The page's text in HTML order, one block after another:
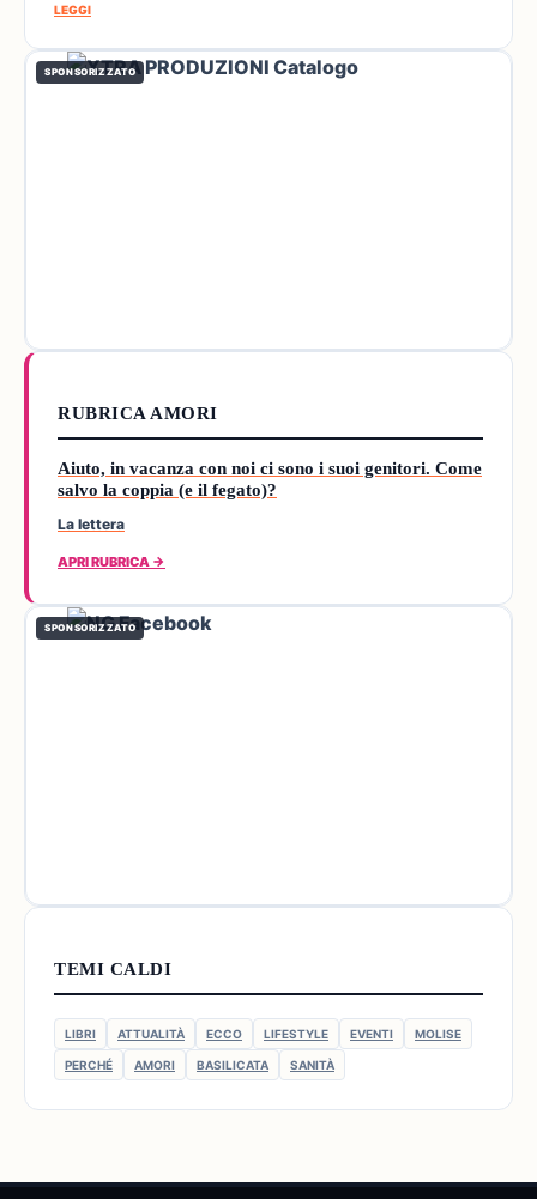
LEGGI
SPONSORIZZATO
RUBRICA AMORI
Aiuto, in vacanza con noi ci sono i suoi genitori. Come
salvo la coppia (e il fegato)?
La lettera
APRI RUBRICA →
SPONSORIZZATO
TEMI CALDI
LIBRI ATTUALITÀ ECCO LIFESTYLE EVENTI MOLISE
PERCHÉ AMORI BASILICATA SANITÀ